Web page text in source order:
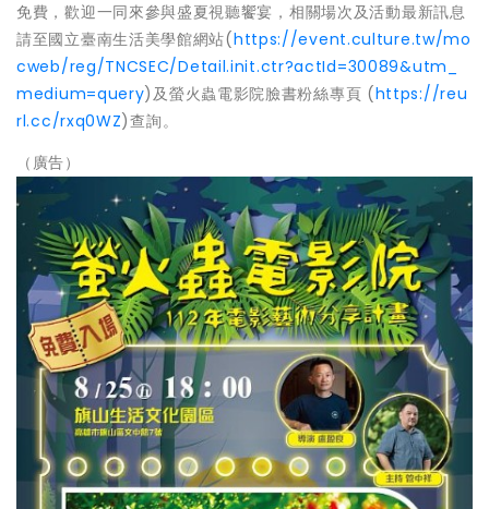
免費，歡迎一同來參與盛夏視聽饗宴，相關場次及活動最新訊息
請至國立臺南生活美學館網站(https://event.culture.tw/mo
cweb/reg/TNCSEC/Detail.init.ctr?actId=30089&utm_
medium=query)及螢火蟲電影院臉書粉絲專頁 (https://reu
rl.cc/rxq0WZ)查詢。
（廣告）